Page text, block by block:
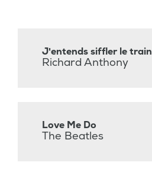
J'entends siffler le train
Richard Anthony
Love Me Do
The Beatles